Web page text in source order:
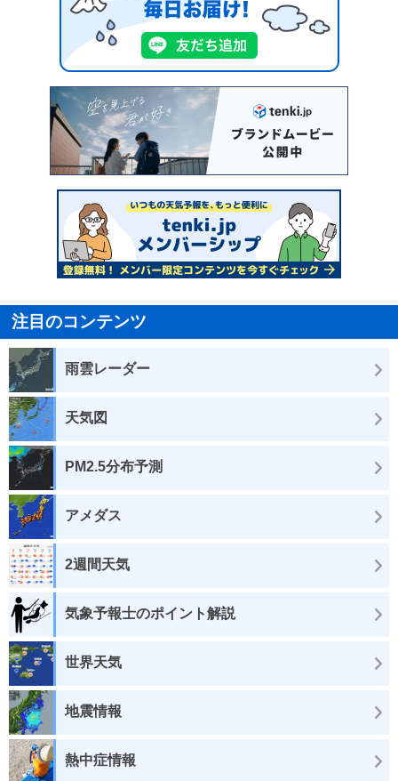
注目のコンテンツ
雨雲レーダー
天気図
PM2.5分布予測
アメダス
2週間天気
気象予報士のポイント解説
世界天気
地震情報
熱中症情報